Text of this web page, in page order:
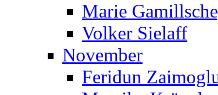
Marie
Volker Sielaff
November
Feridun